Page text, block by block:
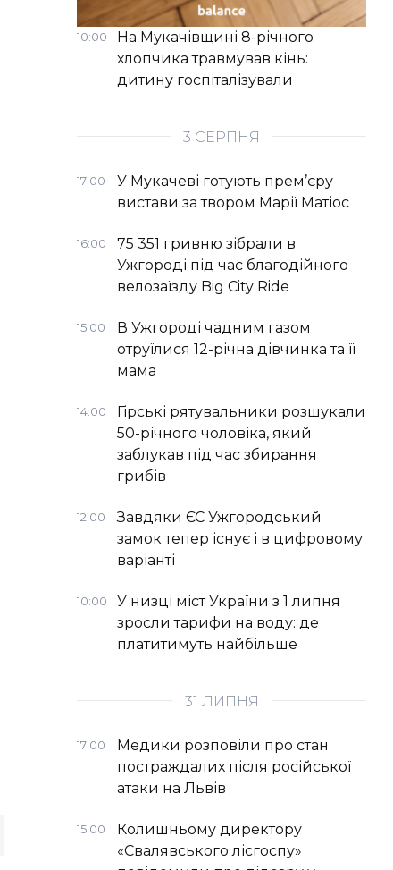
10:00
На Мукачівщині 8-річного
хлопчика травмував кінь:
дитину госпіталізували
3 СЕРПНЯ
17:00
У Мукачеві готують прем’єру
вистави за твором Марії Матіос
16:00
75 351 гривню зібрали в
Ужгороді під час благодійного
велозаїзду Big Сity Ride
15:00
В Ужгороді чадним газом
отруїлися 12-річна дівчинка та її
мама
14:00
Гірські рятувальники розшукали
50-річного чоловіка, який
заблукав під час збирання
грибів
12:00
Завдяки ЄС Ужгородський
замок тепер існує і в цифровому
варіанті
10:00
У низці міст України з 1 липня
зросли тарифи на воду: де
платитимуть найбільше
31 ЛИПНЯ
17:00
Медики розповіли про стан
постраждалих після російської
атаки на Львів
15:00
Колишньому директору
«Свалявського лісгоспу»